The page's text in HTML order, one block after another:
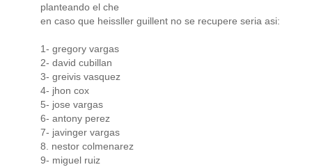
planteando el che
en caso que heissller guillent no se recupere seria asi:
1- gregory vargas
2- david cubillan
3- greivis vasquez
4- jhon cox
5- jose vargas
6- antony perez
7- javinger vargas
8. nestor colmenarez
9- miguel ruiz